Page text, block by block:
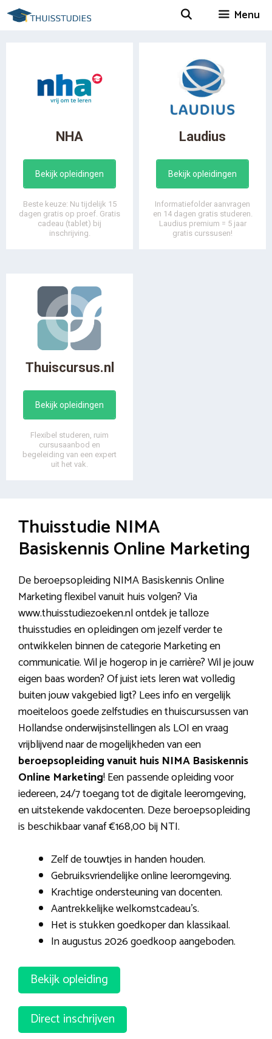
Spring
naar
Menu
NHA
Bekijk opleidingen
Beste keuze: Nu tijdelijk 15
dagen gratis op proef. Gratis
cadeau (tablet) bij
inschrijving.
Laudius
Bekijk opleidingen
Informatiefolder aanvragen
en 14 dagen gratis studeren.
Laudius premium = 5 jaar
gratis curssusen!
Thuiscursus.nl
Bekijk opleidingen
Flexibel studeren, ruim
cursusaanbod en
begeleiding van een expert
uit het vak.
Thuisstudie NIMA
Basiskennis Online Marketing
De beroepsopleiding NIMA Basiskennis Online
Marketing flexibel vanuit huis volgen? Via
www.thuisstudiezoeken.nl ontdek je talloze
thuisstudies en opleidingen om jezelf verder te
ontwikkelen binnen de categorie Marketing en
communicatie. Wil je hogerop in je carrière? Wil je jouw
eigen baas worden? Of juist iets leren wat volledig
buiten jouw vakgebied ligt? Lees info en vergelijk
moeiteloos goede zelfstudies en thuiscursussen van
Hollandse onderwijsinstellingen als LOI en vraag
vrijblijvend naar de mogelijkheden van een
beroepsopleiding vanuit huis NIMA Basiskennis
Online Marketing! Een passende opleiding voor
iedereen, 24/7 toegang tot de digitale leeromgeving,
en uitstekende vakdocenten. Deze beroepsopleiding
is beschikbaar vanaf €168,00 bij NTI.
Zelf de touwtjes in handen houden.
Gebruiksvriendelijke online leeromgeving.
Krachtige ondersteuning van docenten.
Aantrekkelijke welkomstcadeau’s.
Het is stukken goedkoper dan klassikaal.
In augustus 2026 goedkoop aangeboden.
Bekijk opleiding
Direct inschrijven